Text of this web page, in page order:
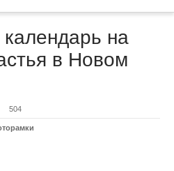
на
в Новом
504